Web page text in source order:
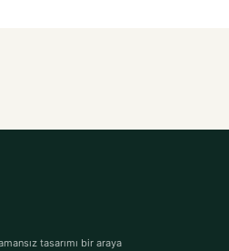
tasarımı bir araya